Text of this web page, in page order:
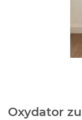
Oxydator